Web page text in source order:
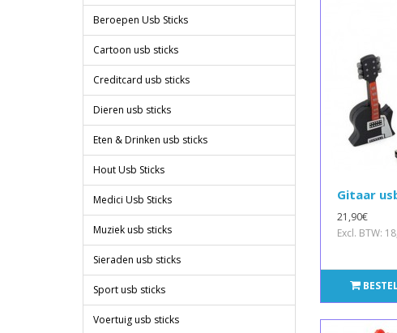
Beroepen Usb Sticks
Cartoon usb sticks
Creditcard usb sticks
Dieren usb sticks
Eten & Drinken usb sticks
Hout Usb Sticks
Medici Usb Sticks
Muziek usb sticks
Sieraden usb sticks
Sport usb sticks
Voertuig usb sticks
Gitaar
21,90€
Excl. BTW: